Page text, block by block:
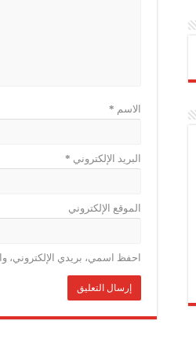
الاسم *
البريد الإلكتروني *
الموقع الإلكتروني
احفظ اسمي، بريدي الإلكتروني،